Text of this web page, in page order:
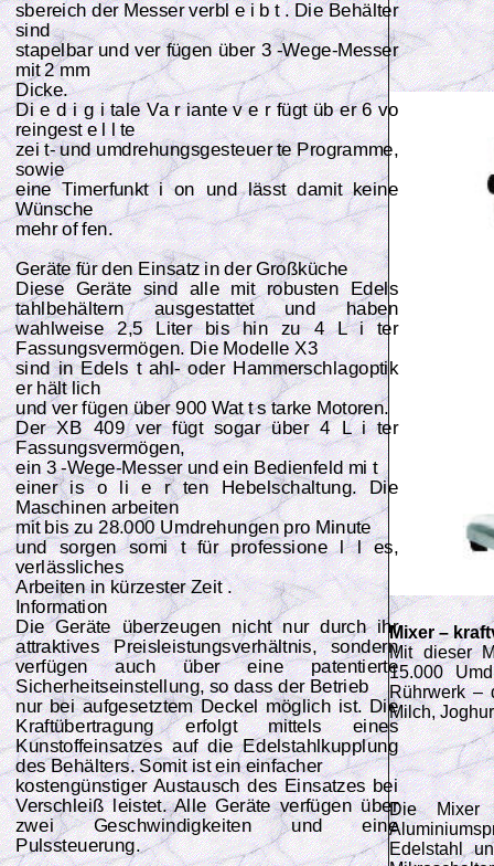
sbereich der Messer verbl e i b t . Die Behälter
sind
stapelbar und ver fügen über 3 -Wege-Messer
mit 2 mm
Dicke.
Di e d i g i tale Va r iante v e r fügt üb er 6 vo
reingest e l l te
zei t- und umdrehungsgesteuer te Programme,
sowie
eine Timerfunkt i on und lässt damit keine
Wünsche
mehr of fen.
Geräte für den Einsatz in der Großküche
Diese Geräte sind alle mit robusten Edels
tahlbehältern ausgestattet und haben
wahlweise 2,5 Liter bis hin zu 4 L i ter
Fassungsvermögen. Die Modelle X3
sind in Edels t ahl- oder Hammerschlagoptik
er hält lich
und ver fügen über 900 Wat t s tarke Motoren.
Der XB 409 ver fügt sogar über 4 L i ter
Fassungsvermögen,
ein 3 -Wege-Messer und ein Bedienfeld mi t
einer is o li e r ten Hebelschaltung. Die
Maschinen arbeiten
mit bis zu 28.000 Umdrehungen pro Minute
und sorgen somi t für professione l l es,
verlässliches
Arbeiten in kürzester Zeit .
Information
Die Geräte überzeugen nicht nur durch ihr
attraktives Preisleistungsverhältnis, sondern
verfügen auch über eine patentierte
Sicherheitseinstellung, so dass der Betrieb
nur bei aufgesetztem Deckel möglich ist. Die
Kraftübertragung erfolgt mittels eines
Kunstoffeinsatzes auf die Edelstahlkupplung
des Behälters. Somit ist ein einfacher
kostengünstiger Austausch des Einsatzes bei
Verschleiß leistet. Alle Geräte verfügen über
zwei Geschwindigkeiten und eine
Pulssteuerung.
Mixer –
Mit dieser
15.000
Rührwerk –
Milch,
Die Mixer
Edelstahl